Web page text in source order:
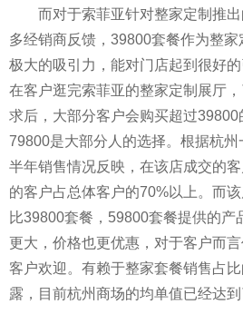
而对于索菲亚针对整家定制推
多经销商反馈，39800套餐作为整
极大的吸引力，能对门店起到很好
在客户逛完索菲亚的整家定制展厅
求后，大部分客户会购买超过
79800是大部分人的选择。根据杭
半年销售情况反映，在该店成交的
的客户占总体客户的70%以上。而
比39800套餐，59800套餐提供的产
更大，价格也更优惠，对于客户而
客户欢迎。有赖于整家套餐销售占
露，目前杭州商场的均单值已经达到